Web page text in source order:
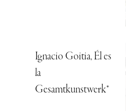
Ignacio Goitia, Él es
la
Gesamtkunstwerk*